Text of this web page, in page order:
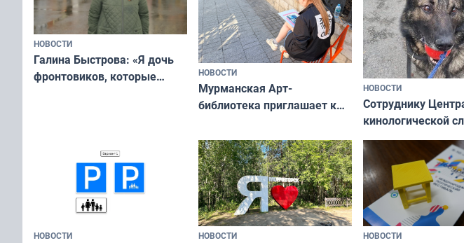
НОВОСТИ
Галина Быстрова: «Я дочь
фронтовиков, которые
НОВОСТИ
Мурманская Арт-
библиотека приглашает к
и фотографов
НОВОСТИ
Сотруднику
кинологической
ищут новый дом
НОВОСТИ НОВОСТИ НОВОСТИ